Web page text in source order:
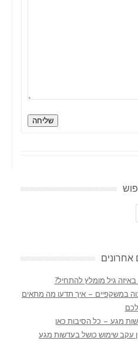
שליחה
גיל מומלץ להתחיל?
במשקפיים – איך תדעו מה מתאים
לכם
מגע – כל הסיבות כאן
עקב שימוש כושל בעדשות מגע